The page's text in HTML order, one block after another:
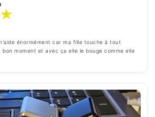
★
énormément car ma fille touche à tout
bon moment et avec ça elle le bouge comme elle